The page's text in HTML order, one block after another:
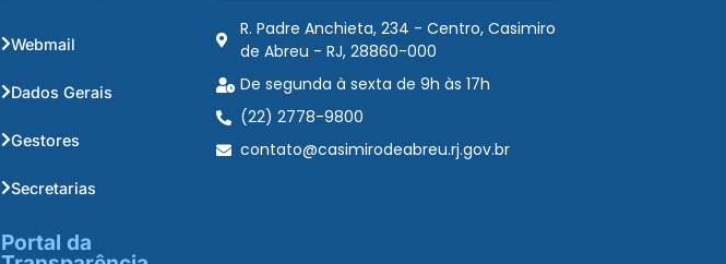
Webmail
Dados Gerais
Gestores
Secretarias
Portal da
R. Padre Anchieta, 234 - Centro, Casimiro
de Abreu - RJ, 28860-000
De segunda à sexta de 9h às 17h
(22) 2778-9800
contato@casimirodeabreu.rj.gov.br